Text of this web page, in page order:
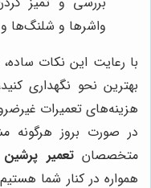
واشرها و شلنگ‌ها
با رعایت این نکات
بهترین نحو نگهداری
هزینه‌های تعمیرات
در صورت بروز هرگونه
متخصصانتعمیر پرشین
همواره در کنار شما